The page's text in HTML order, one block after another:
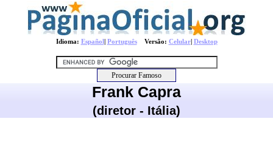
Idioma: Español| PortuguêsVersão: Celular| Desktop
Frank Capra
(diretor - Itália)